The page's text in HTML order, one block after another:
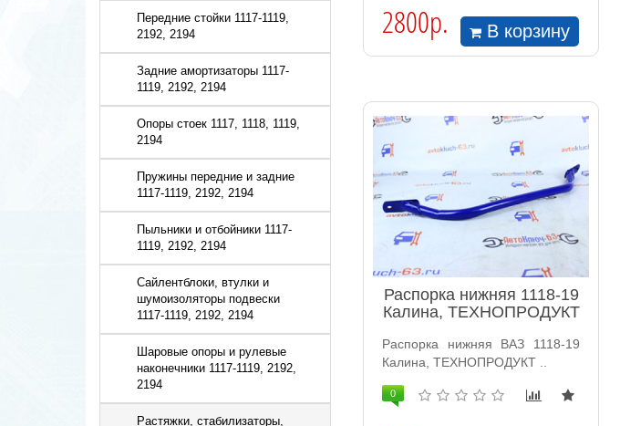
Передние стойки 1117-1119,
2192, 2194
Задние амортизаторы 1117-
1119, 2192, 2194
Опоры стоек 1117, 1118, 1119,
2194
Пружины передние и задние
1117-1119, 2192, 2194
Пыльники и отбойники 1117-
1119, 2192, 2194
Сайлентблоки, втулки и
шумоизоляторы подвески
1117-1119, 2192, 2194
Шаровые опоры и рулевые
наконечники 1117-1119, 2192,
2194
Растяжки, стабилизаторы,
2800р. В корзину
Распорка нижняя 1118-19
Калина, ТЕХНОПРОДУКТ
Распорка нижняя ВАЗ 1118-19
Калина, ТЕХНОПРОДУКТ ..
0